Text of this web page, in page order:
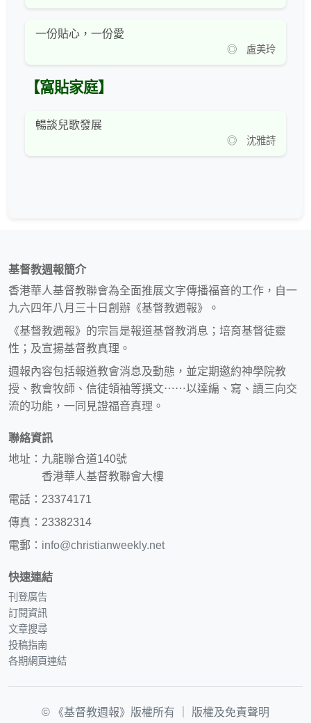
一份貼心，一份愛
◎ 盧美玲
【窩貼家庭】
暢談兒歌發展
◎ 沈雅詩
基督教週報簡介
香港華人基督教聯會為全面推展文字傳播福音的工作，自一
九六四年八月三十日創辦《基督教週報》。
《基督教週報》的宗旨是報道基督教消息；培育基督徒靈
性；及宣揚基督教真理。
週報內容包括報道教會消息及動態，並定期邀約神學院教
授、教會牧師、信徒領袖等撰文⋯⋯以達編、寫、讀三向交
流的功能，一同見證福音真理。
聯絡資訊
地址：九龍聯合道140號
香港華人基督教聯會大樓
電話：23374171
傳真：23382314
電郵： info@christianweekly.net
快速連結
刊登廣告
訂閱資訊
文章搜尋
投稿指南
各期網頁連結
© 《基督教週報》版權所有 ｜ 版權及免責聲明